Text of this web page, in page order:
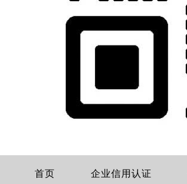
首页 企业信用认证